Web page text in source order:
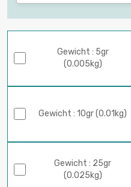
Gewicht : 5gr
(0.005kg)
Gewicht : 10gr (0.01kg)
Gewicht : 25gr
(0.025kg)